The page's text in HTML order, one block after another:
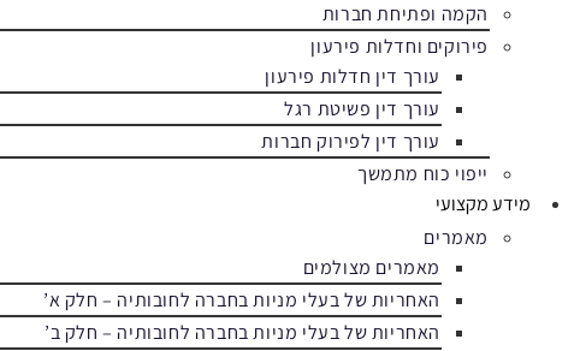
הקמה ופתיחת חברות
פירוקים וחדלות פירעון
עורך דין חדלות פירעון
עורך דין פשיטת רגל
עורך דין לפירוק חברות
ייפוי כוח מתמשך
מידע מקצועי
מאמרים
מאמרים מצולמים
האחריות של בעלי מניות בחברה לחובותיה – חלק א’
האחריות של בעלי מניות בחברה לחובותיה – חלק ב’